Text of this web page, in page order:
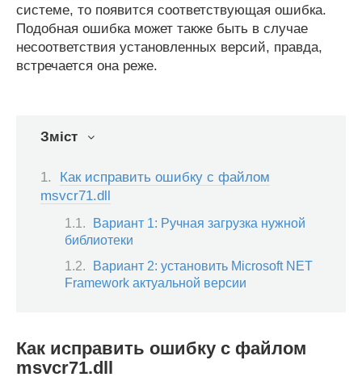
системе, то появится соответствующая ошибка.
Подобная ошибка может также быть в случае
несоответствия установленных версий, правда,
встречается она реже.
Зміст
Как исправить ошибку с файлом
msvcr71.dll
Вариант 1: Ручная загрузка нужной
библиотеки
Вариант 2: установить Microsoft NET
Framework актуальной версии
Как исправить ошибку с файлом
msvcr71.dll